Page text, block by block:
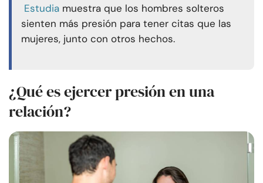
Estudia muestra que los hombres solteros
sienten más presión para tener citas que las
mujeres, junto con otros hechos.
¿Qué es ejercer presión en una
relación?